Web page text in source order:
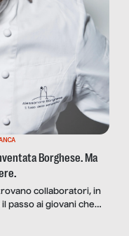
Borghese. Ma
collaboratori, in
passo ai giovani che
sono stati i